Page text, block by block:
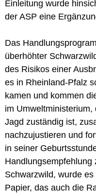
Einleitung wurde
der ASP eine
Das
überhöhter
des Risikos einer
es in Rheinland-Pfalz
kamen und kommen
im
Jagd zuständig ist,
nachzujustieren und
in seiner
Handlungsempfehlung
Schwarzwild, wurde
Papier, das auch die